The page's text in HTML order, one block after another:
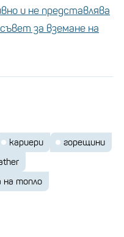
и не представлява
за вземане на
кариери
горещини
на топло